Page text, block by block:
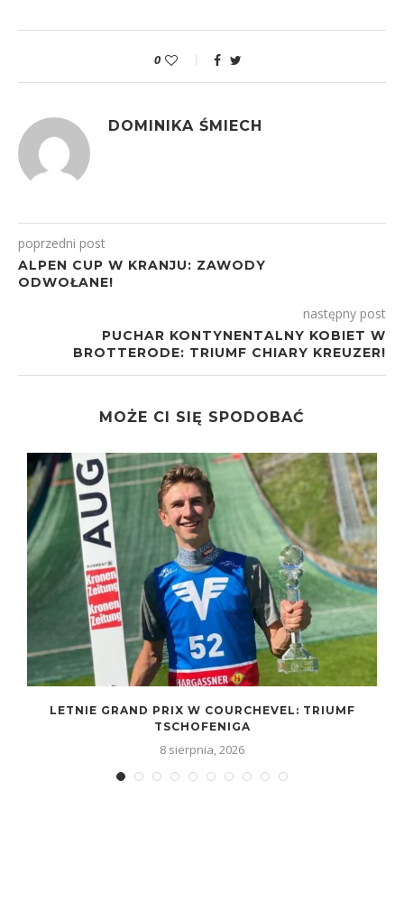
0
DOMINIKA ŚMIECH
poprzedni post
ALPEN CUP W KRANJU: ZAWODY
ODWOŁANE!
następny post
PUCHAR KONTYNENTALNY KOBIET W
BROTTERODE: TRIUMF CHIARY KREUZER!
MOŻE CI SIĘ SPODOBAĆ
LETNIE GRAND PRIX W COURCHEVEL: TRIUMF
TSCHOFENIGA
8 sierpnia, 2026